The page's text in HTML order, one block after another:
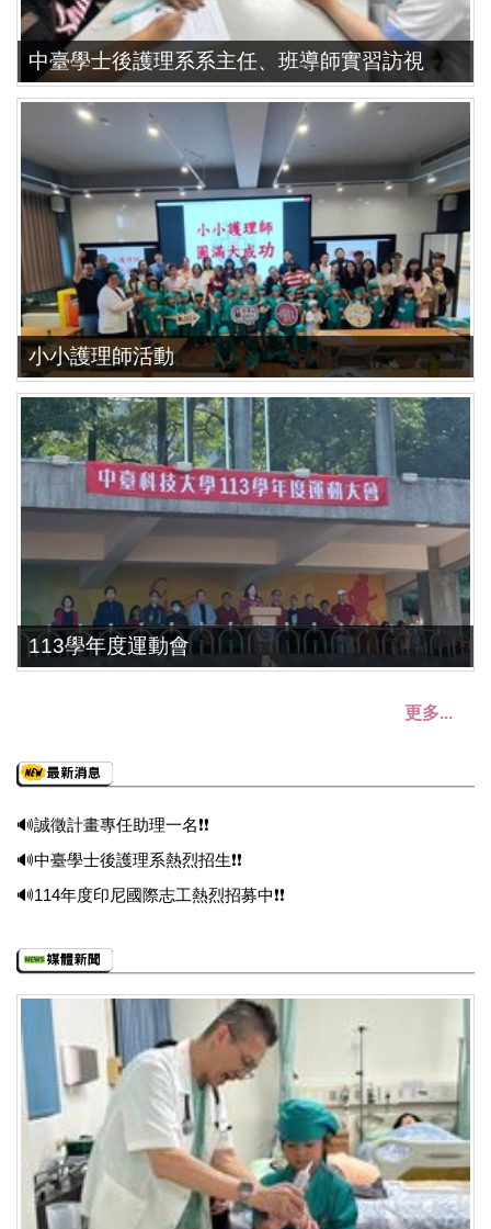
中臺學士後護理系系主任、班導師實習訪視
小小護理師活動
113學年度運動會
更多...
🔊誠徵計畫專任助理一名❗❗
🔊中臺學士後護理系熱烈招生❗❗
🔊114年度印尼國際志工熱烈招募中❗❗